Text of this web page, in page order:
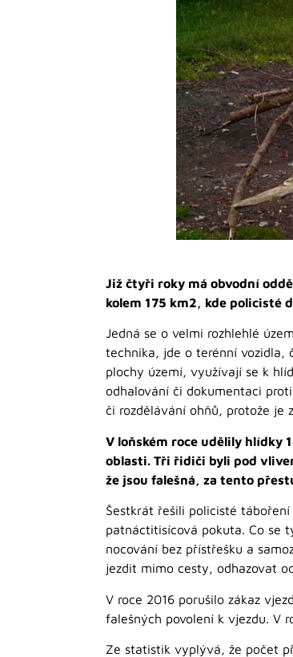
Již čtyři roky má obvodní
kolem 175 km2, kde policisté
Jedná se o velmi rozhlehlé
technika, jde o terénní vozidla,
plochy území, využívají se k
odhalování či dokumentaci
či rozdělávání ohňů, protože je
V loňském roce udělily hlídky
oblasti. Tři řidiči byli pod
že jsou falešná, za tento
Šestkrát řešili policisté
patnáctitisícová pokuta. Co se
nocování bez přístřešku a
jezdit mimo cesty, odhazovat
V roce 2016 porušilo zákaz
falešných povolení k vjezdu. V
Ze statistik vyplývá, že počet